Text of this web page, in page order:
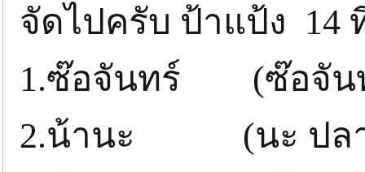
จัดไปครับ ป้าแป้ง 14
1.ซ๊อจันทร์ (ซ๊อจัน
2.น้านะ (นะ ปลา